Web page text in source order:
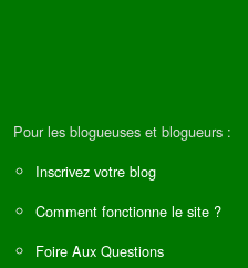
Pour les blogueuses et blogueurs :
Inscrivez votre blog
Comment fonctionne le site ?
Foire Aux Questions